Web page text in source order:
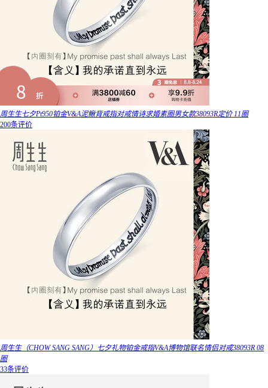
周生生七夕Pt950铂金V&A泥鳅背戒指对戒情诗求婚素圈男女款38093R定价 11圈
200条评价
周生生（CHOW SANG SANG）七夕礼物铂金戒指V&A博物馆联名情侣对戒38093R 08
圈
33条评价